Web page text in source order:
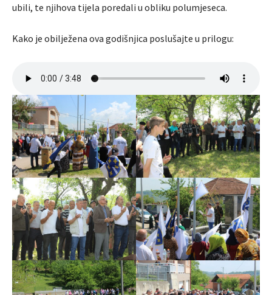
ubili, te njihova tijela poredali u obliku polumjeseca.
Kako je obilježena ova godišnjica poslušajte u prilogu: